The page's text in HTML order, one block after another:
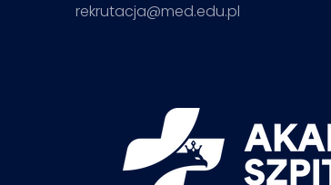
rekrutacja@med.edu.pl